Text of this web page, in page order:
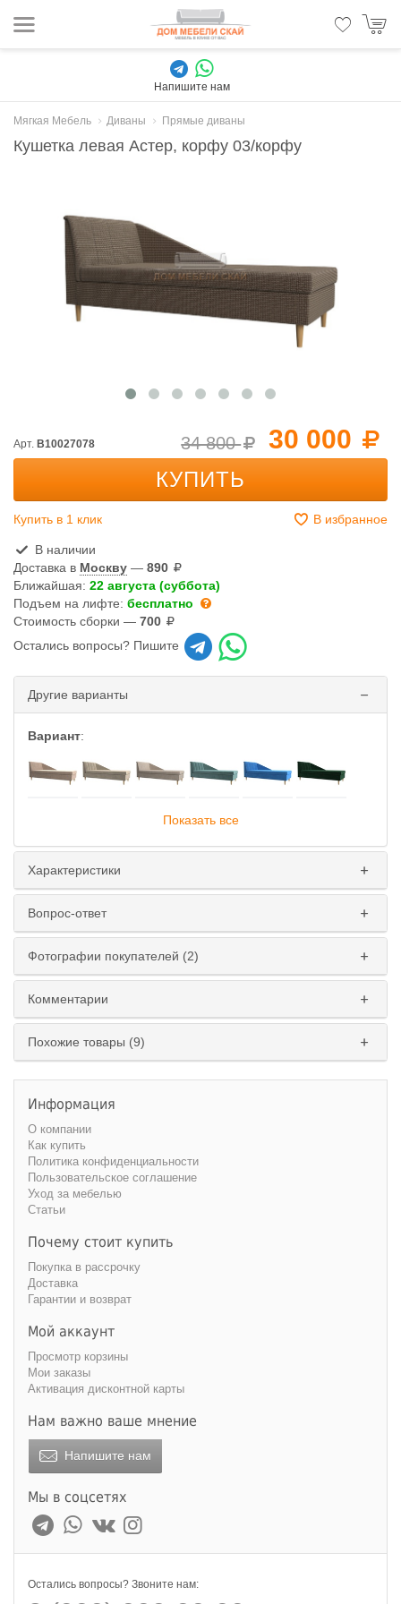
Напишите нам
Мягкая Мебель Диваны Прямые диваны
Кушетка левая Астер, корфу 03/корфу
30 000
34 800
Арт. B10027078
КУПИТЬ
Купить в 1 клик В избранное
В наличии
Доставка в Москву — 890
Ближайшая: 22 августа (суббота)
Подъем на лифте: бесплатно
Стоимость сборки — 700
Остались вопросы? Пишите
Другие варианты
Вариант:
левое правое
Показать все
Характеристики
Вопрос-ответ
Фотографии покупателей (2)
Комментарии
Похожие товары (9)
Информация
О компании
Как купить
Политика конфиденциальности
Пользовательское соглашение
Уход за мебелью
Статьи
Почему стоит купить
Покупка в рассрочку
Доставка
Гарантии и возврат
Мой аккаунт
Просмотр корзины
Мои заказы
Активация дисконтной карты
Нам важно ваше мнение
Напишите нам
Мы в соцсетях
Остались вопросы? Звоните нам: